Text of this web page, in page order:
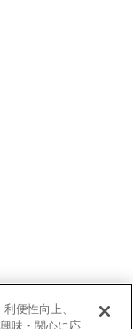
便性向上、
味・関心に応